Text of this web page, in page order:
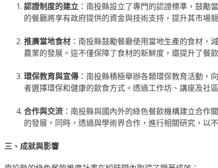
認證制度的建立：南投縣設立了專門的認證標準，鼓勵
的餐廳將享有政府提供的資金與技術支持，提升其市場
推廣當地食材：南投縣鼓勵餐廳使用當地生產的食材，
農業的發展。這不僅保障了食材的新鮮度，還提升了餐
環保教育與宣傳：南投縣積極舉辦各類環保教育活動，
者選擇環保和健康的飲食方式。透過工作坊、講座及社
合作與交流：南投縣與國內外的綠色餐飲機構建立合作
的發展。同時，透過與學術界合作，進行相關研究，以
三、成就與影響